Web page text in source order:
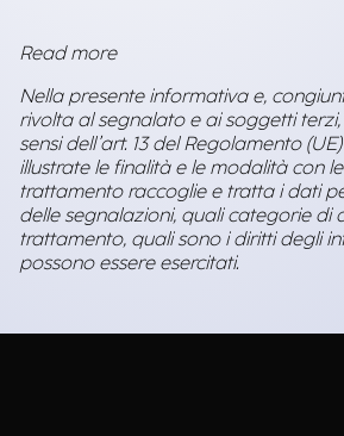
Read more
Nella presente informativa e,
rivolta al segnalato e ai soggetti
sensi dell’art. 13 del Regolamento
illustrate le finalità e le modalità con
trattamento raccoglie e tratta i dati
delle segnalazioni, quali categorie di
trattamento, quali sono i diritti degli
possono essere esercitati.